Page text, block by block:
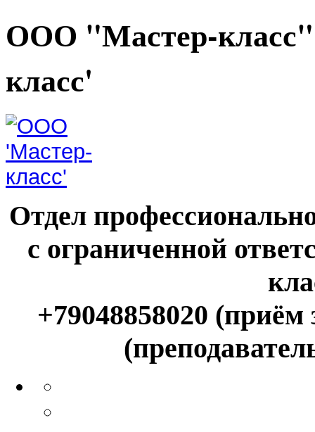
ООО "Мастер-
класс'
Отдел
с ограниченной
+79048858020 (приём